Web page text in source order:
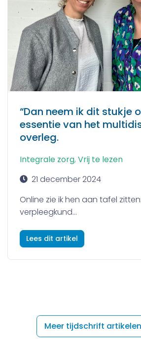
“Dan neem ik dit stukje
essentie van het
overleg.
Integrale zorg, Vrij te lezen
21 december 2024
Online zie ik hen aan tafel
verpleegkund...
Lees dit artikel
Meer tijdschrift